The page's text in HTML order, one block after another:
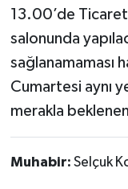
13.00’de Ticaret
salonunda
sağlanamaması
Cumartesi aynı
merakla
Muhabir: Selçuk
Sağlık
SİYASET
Spor
Ulusal